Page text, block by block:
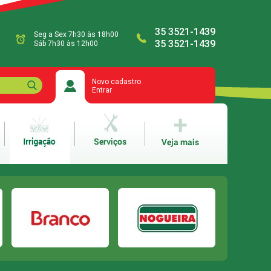
Seg a Sex 7h30 às 18h00
Sáb 7h30 às 12h00
35 3521-1439
35 3521-1439
Novo cadastro
Entrar